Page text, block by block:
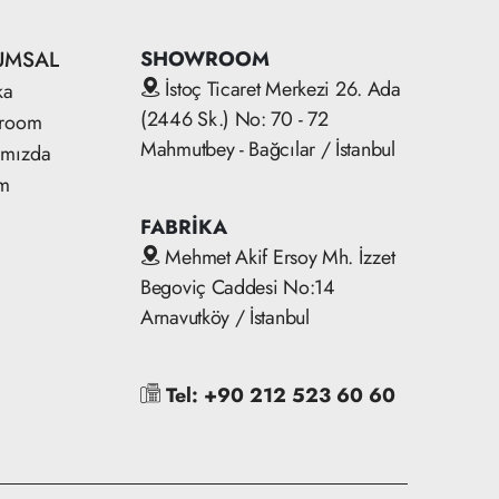
SHOWROOM
İstoç Ticaret Merkezi 26. Ada
(2446 Sk.) No: 70 - 72
Mahmutbey - Bağcılar / İstanbul
FABRİKA
Mehmet Akif Ersoy Mh. İzzet
Begoviç Caddesi No:14
Arnavutköy / İstanbul
Tel: +90 212 523 60 60